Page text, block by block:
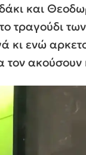
και
τραγούδι
κι ενώ
ακούσουν